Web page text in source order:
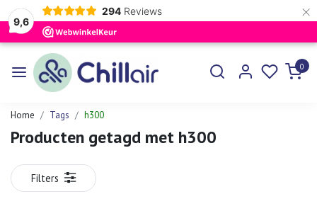
9,6
294 Reviews ×
0
Home Tags h300
Producten getagd met h300
Filters